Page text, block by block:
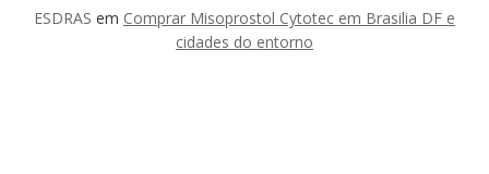
ESDRAS em Comprar Misoprostol Cytotec em Brasilia DF e
cidades do entorno